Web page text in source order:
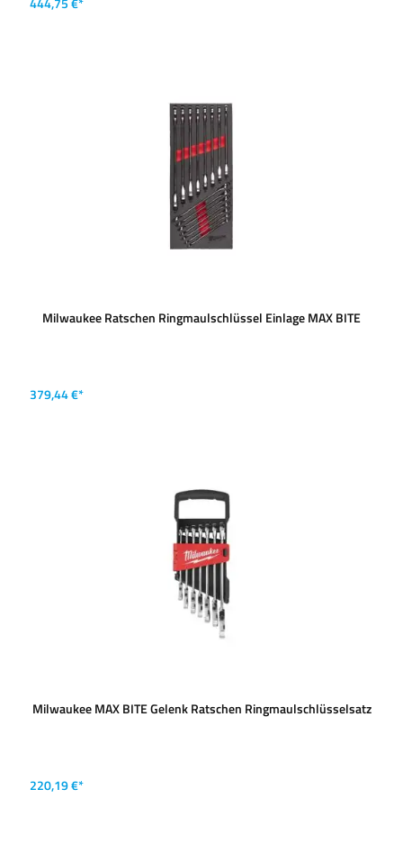
Milwaukee Ratschen Ringmaulschlüssel Einlage MAX BITE
379,44 €*
Milwaukee MAX BITE Gelenk Ratschen Ringmaulschlüsselsatz
220,19 €*